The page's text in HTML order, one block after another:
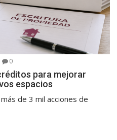
0
para mejorar
espacios
de 3 mil acciones de